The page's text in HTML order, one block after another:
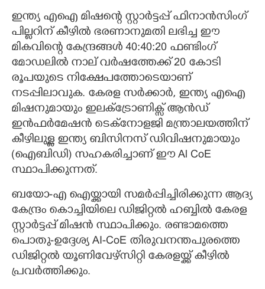
ഇന്ത്യ എഐ മിഷന്റെ സ്റ്റാർട്ടപ്പ് ഫിനാൻസിംഗ്
പില്ലറിന് കീഴിൽ ഭരണാനുമതി ലഭിച്ച ഈ
മികവിന്റെ കേന്ദ്രങ്ങൾ 40:40:20 ഫണ്ടിംഗ്
മോഡലിൽ നാല് വർഷത്തേക്ക് 20 കോടി
രൂപയുടെ നിക്ഷേപത്തോടെയാണ്
നടപ്പിലാവുക. കേരള സർക്കാർ, ഇന്ത്യ എഐ
മിഷനുമായും ഇലക്ട്രോണിക്സ് ആൻഡ്
ഇൻഫർമേഷൻ ടെക്നോളജി മന്ത്രാലയത്തിന്
കീഴിലുള്ള ഇന്ത്യ ബിസിനസ് ഡിവിഷനുമായും
(ഐബിഡി) സഹകരിച്ചാണ് ഈ Al CoE
സ്ഥാപിക്കുന്നത്.
ബയോ-എ ഐയ്ക്കായി സമർപ്പിച്ചിരിക്കുന്ന ആദ്യ
കേന്ദ്രം കൊച്ചിയിലെ ഡിജിറ്റൽ ഹബ്ബിൽ കേരള
സ്റ്റാർട്ടപ്പ് മിഷൻ സ്ഥാപിക്കും. രണ്ടാമത്തെ
പൊതു-ഉദ്ദേശ്യ AI-CoE തിരുവനന്തപുരത്തെ
ഡിജിറ്റൽ യൂണിവേഴ്സിറ്റി കേരളയ്ക്ക് കീഴിൽ
പ്രവർത്തിക്കും.